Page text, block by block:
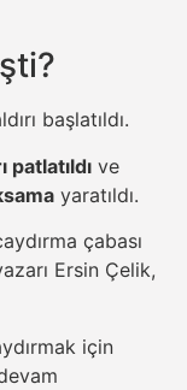
başlatıldı.
patlatıldı ve
yaratıldı.
çabası
Ersin Çelik,
için